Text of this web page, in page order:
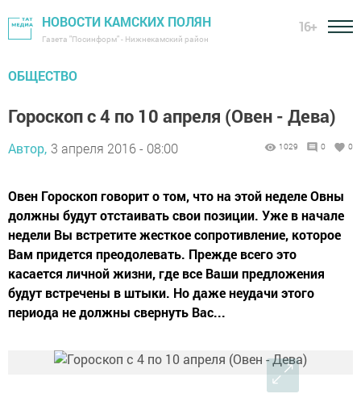
НОВОСТИ КАМСКИХ ПОЛЯН
Газета "Посинформ" - Нижнекамский район
16+
ОБЩЕСТВО
Гороскоп с 4 по 10 апреля (Овен - Дева)
Автор, 3 апреля 2016 - 08:00 1029 0 0
Овен Гороскоп говорит о том, что на этой неделе Овны
должны будут отстаивать свои позиции. Уже в начале
недели Вы встретите жесткое сопротивление, которое
Вам придется преодолевать. Прежде всего это
касается личной жизни, где все Ваши предложения
будут встречены в штыки. Но даже неудачи этого
периода не должны свернуть Вас...